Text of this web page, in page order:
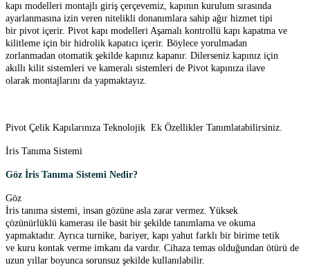
kapı modelleri montajlı giriş çerçevemiz, kapının kurulum sırasında
ayarlanmasına izin veren nitelikli donanımlara sahip ağır hizmet tipi
bir pivot içerir. Pivot kapı modelleri Aşamalı kontrollü kapı kapatma ve
kilitleme için bir hidrolik kapatıcı içerir. Böylece yorulmadan
zorlanmadan otomatik şekilde kapınız kapanır. Dilerseniz kapınız için
akıllı kilit sistemleri ve kameralı sistemleri de Pivot kapınıza ilave
olarak montajlarını da yapmaktayız.
Pivot Çelik Kapılarınıza Teknolojik Ek Özellikler Tanımlatabilirsiniz.
İris Tanıma Sistemi
Göz İris Tanıma Sistemi Nedir?
Göz
İris tanıma sistemi, insan gözüne asla zarar vermez. Yüksek
çözünürlüklü kamerası ile basit bir şekilde tanımlama ve okuma
yapmaktadır. Ayrıca turnike, bariyer, kapı yahut farklı bir birime tetik
ve kuru kontak verme imkanı da vardır. Cihaza temas olduğundan ötürü de
uzun yıllar boyunca sorunsuz şekilde kullanılabilir.